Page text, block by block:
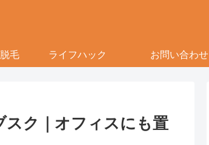
毛 ライフハック お問い合わせ
スク｜オフィスにも置